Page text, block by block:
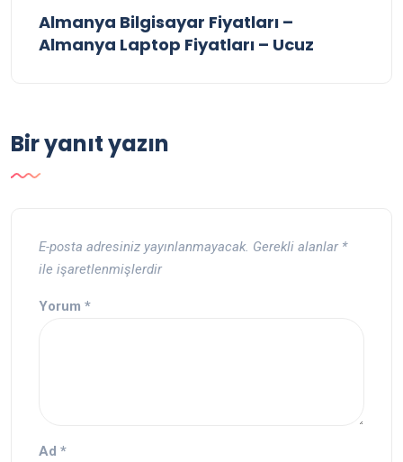
Almanya Bilgisayar Fiyatları –
Almanya Laptop Fiyatları – Ucuz
Bir yanıt yazın
E-posta adresiniz yayınlanmayacak. Gerekli alanlar *
ile işaretlenmişlerdir
Yorum *
Ad *